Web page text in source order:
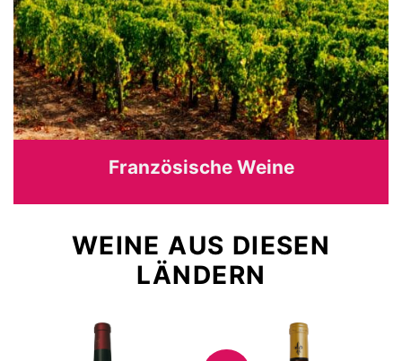
Französische Weine
WEINE AUS DIESEN
LÄNDERN